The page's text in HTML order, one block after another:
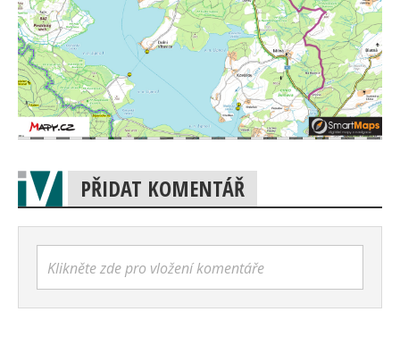
PŘIDAT KOMENTÁŘ
Klikněte zde pro vložení komentáře